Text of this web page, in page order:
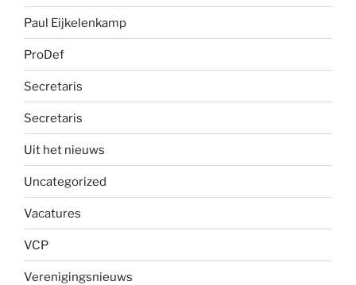
Paul Eijkelenkamp
ProDef
Secretaris
Secretaris
Uit het nieuws
Uncategorized
Vacatures
VCP
Verenigingsnieuws